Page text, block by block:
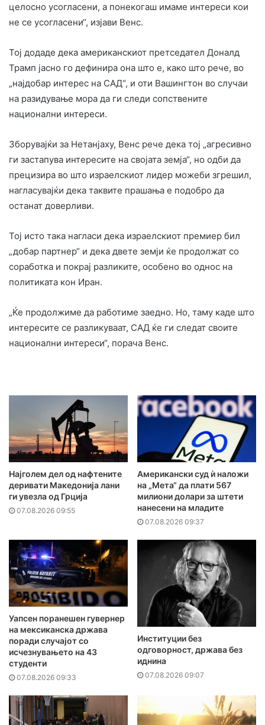
целосно усогласени, а понекогаш имаме интереси кои
не се усогласени“, изјави Венс.
Тој додаде дека американскиот претседател Доналд
Трамп јасно го дефинира она што е, како што рече, во
„најдобар интерес на САД“, и оти Вашингтон во случаи
на разидување мора да ги следи сопствените
национални интереси.
Зборувајќи за Нетанјаху, Венс рече дека тој „агресивно
ги застапува интересите на својата земја“, но одби да
прецизира во што израелскиот лидер можеби згрешил,
нагласувајќи дека таквите прашања е подобро да
останат доверливи.
Тој исто така нагласи дека израелскиот премиер бил
„добар партнер“ и дека двете земји ќе продолжат со
соработка и покрај разликите, особено во однос на
политиката кон Иран.
„Ќе продолжиме да работиме заедно. Но, таму каде што
интересите се разликуваат, САД ќе ги следат своите
национални интереси“, порача Венс.
Најголем дел од нафтените
деривати Македонија лани
ги увезла од Грција
07.08.2026 09:55
Американски суд ѝ наложи
на „Мета“ да плати 567
милиони долари за штети
нанесени на младите
07.08.2026 09:37
Уапсен поранешен гувернер
на мексиканска држава
поради случајот со
исчезнувањето на 43
студенти
07.08.2026 09:33
Институции без
одговорност, држава без
иднина
07.08.2026 09:07